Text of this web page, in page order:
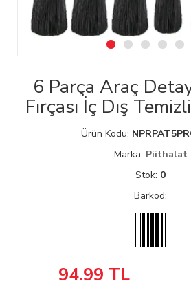
6 Parça Araç
Fırçası İç Dış
Ürün Kodu:
Marka: Piithalat
Stok: 0
Barkod:
94.99 TL